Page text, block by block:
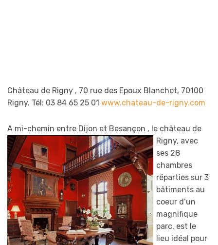
Château de Rigny , 70 rue des Epoux Blanchot, 70100
Rigny. Tél: 03 84 65 25 01 www.chateau-de-rigny.com
A mi-chemin entre Dijon et Besançon , le château de
Rigny, avec
ses 28
chambres
réparties sur 3
bâtiments au
coeur d’un
magnifique
parc, est le
lieu idéal pour